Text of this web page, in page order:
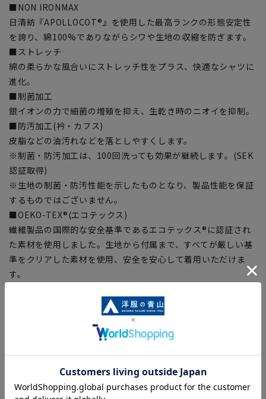
■NON IRONMAX
日清紡『APOLLOCOT®』を使用した最高ランクの形態安定性
を誇り、綿100%でありながらシワや生地の収縮を防ぎます。
■ストレッチ
綿の柔らかな風合いにストレッチ性をプラス、快適なシャツに
進化。
■制菌加工
銀イオンの力で細菌の増殖を抑え、生乾き時のニオイを抑制。
■防汚加工(衿・カフス)
皮脂などの油汚れなどを落としやすくします。
※制菌・防汚加工は、100回洗っても効果が継続します。(SEK
認証取得)
※生地の制菌・防汚性能を示したものとなり、製品性能を保証
するものではございません。
■OEKO-TEX®(エコテックス)
繊維製品の国際的な安全基準であるエコテックス®に認証され
た素材を使用しました。生地から付属まで、すべてが厳しい基
準をクリアした素材を使用、安全を安心して着用いただけま
す。
【シルエット】《標準》 (当社比)
【商品に関するご注意】
■ゆとり感には個人差があります。サイズ表を確認の上、ご購
入の目安としてご利用ください。